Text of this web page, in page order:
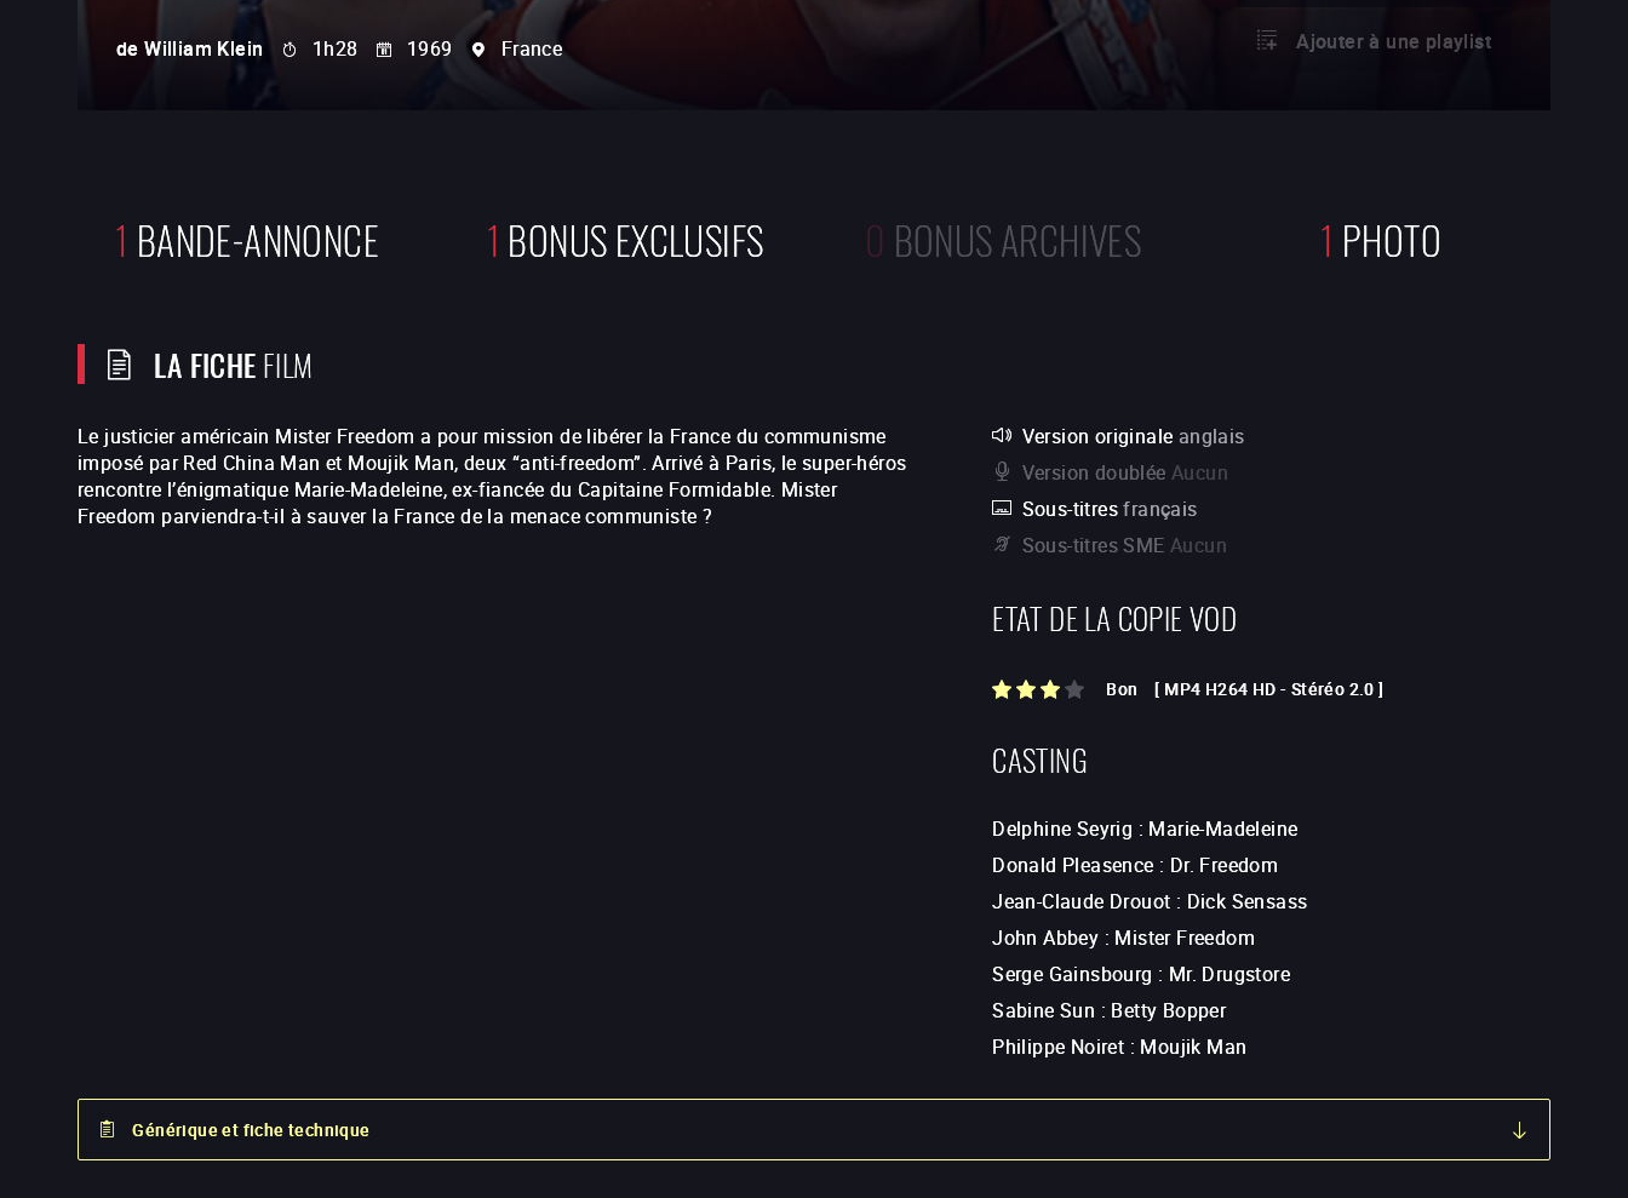
de William Klein 1h28 1969 France Ajouter à une playlist
1 BANDE-ANNONCE 1 BONUS EXCLUSIFS 0 BONUS ARCHIVES 1 PHOTO
LA FICHEFILM
Le justicier américain Mister Freedom a pour mission de libérer la France du communisme
imposé par Red China Man et Moujik Man, deux “anti-freedom”. Arrivé à Paris, le super-héros
rencontre l’énigmatique Marie-Madeleine, ex-fiancée du Capitaine Formidable. Mister
Freedom parviendra-t-il à sauver la France de la menace communiste ?
Version originale anglais
Version doublée Aucun
Sous-titres français
Sous-titres SME Aucun
ETAT DE LA COPIE VOD
Bon [ MP4 H264 HD - Stéréo 2.0 ]
CASTING
Delphine Seyrig : Marie-Madeleine
Donald Pleasence : Dr. Freedom
Jean-Claude Drouot : Dick Sensass
John Abbey : Mister Freedom
Serge Gainsbourg : Mr. Drugstore
Sabine Sun : Betty Bopper
Philippe Noiret : Moujik Man
Générique et fiche technique